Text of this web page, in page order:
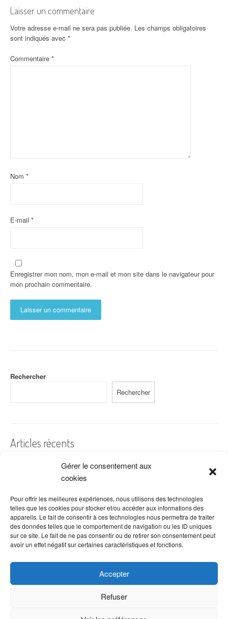
Gérer le consentement aux
cookies
Pour offrir les meilleures expériences, nous utilisons des technologies
telles que les cookies pour stocker et/ou accéder aux informations des
appareils. Le fait de consentir à ces technologies nous permettra de traiter
des données telles que le comportement de navigation ou les ID uniques
sur ce site. Le fait de ne pas consentir ou de retirer son consentement peut
avoir un effet négatif sur certaines caractéristiques et fonctions.
Accepter
Refuser
Laisser un commentaire
Votre adresse e-mail ne sera pas publiée. Les champs obligatoires
sont indiqués avec *
Commentaire *
Nom *
E-mail *
Enregistrer mon nom, mon e-mail et mon site dans le navigateur pour
mon prochain commentaire.
Rechercher
Rechercher
Articles récents
A quelles dates de l’année offre-t-on des fleurs ?
Les fleurs préférées des Français
Combien de fois arroser un cactus ?
Quelles fleurs offrir pour la fête des mères ?
Idées de décoration avec fleurs séchées